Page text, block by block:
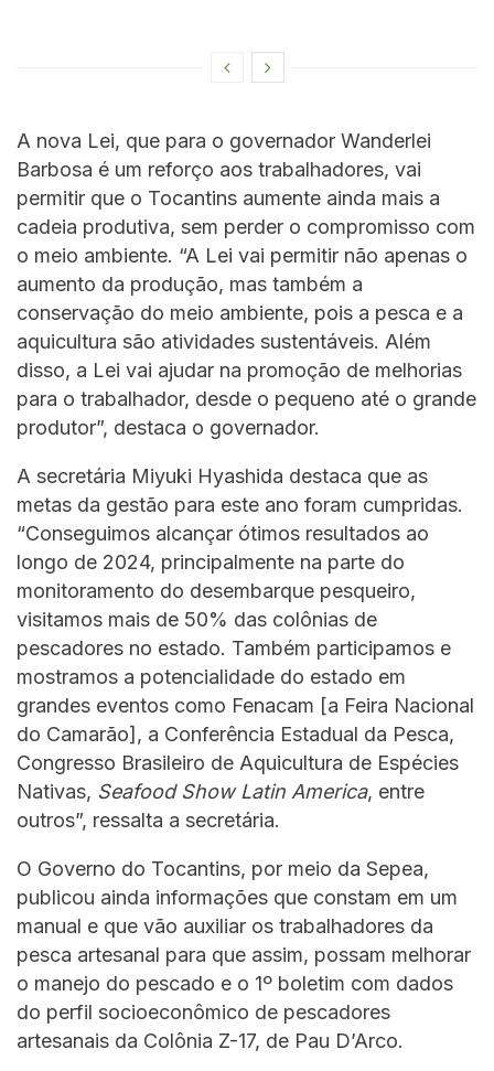
A nova Lei, que para o governador Wanderlei
Barbosa é um reforço aos trabalhadores, vai
permitir que o Tocantins aumente ainda mais a
cadeia produtiva, sem perder o compromisso com
o meio ambiente. “A Lei vai permitir não apenas o
aumento da produção, mas também a
conservação do meio ambiente, pois a pesca e a
aquicultura são atividades sustentáveis. Além
disso, a Lei vai ajudar na promoção de melhorias
para o trabalhador, desde o pequeno até o grande
produtor”, destaca o governador.
A secretária Miyuki Hyashida destaca que as
metas da gestão para este ano foram cumpridas.
“Conseguimos alcançar ótimos resultados ao
longo de 2024, principalmente na parte do
monitoramento do desembarque pesqueiro,
visitamos mais de 50% das colônias de
pescadores no estado. Também participamos e
mostramos a potencialidade do estado em
grandes eventos como Fenacam [a Feira Nacional
do Camarão], a Conferência Estadual da Pesca,
Congresso Brasileiro de Aquicultura de Espécies
Nativas, Seafood Show Latin America, entre
outros”, ressalta a secretária.
O Governo do Tocantins, por meio da Sepea,
publicou ainda informações que constam em um
manual e que vão auxiliar os trabalhadores da
pesca artesanal para que assim, possam melhorar
o manejo do pescado e o 1º boletim com dados
do perfil socioeconômico de pescadores
artesanais da Colônia Z-17, de Pau D’Arco.